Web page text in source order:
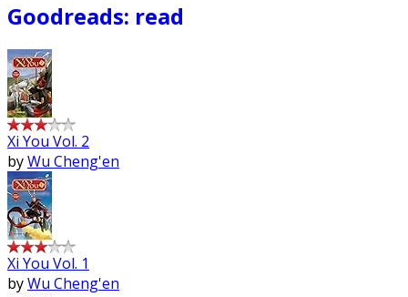
Goodreads: read
Xi You Vol. 2
byWu Cheng'en
Xi You Vol. 1
byWu Cheng'en